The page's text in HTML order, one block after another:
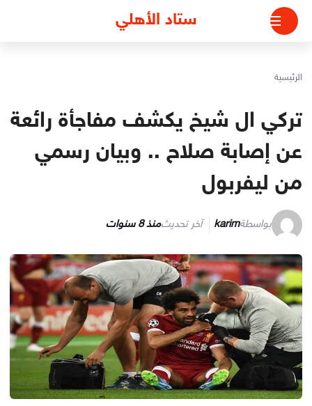
التجاوز
المحتوى
ستاد الأهلي
الرئيسية
تركي ال شيخ يكشف مفاجأة رائعة
عن إصابة صلاح .. وبيان رسمي
من ليفربول
بواسطةkarim آخر تحديثمنذ 8 سنوات